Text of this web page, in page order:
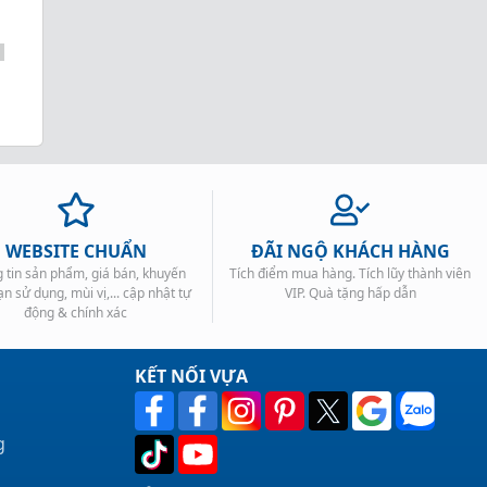
WEBSITE CHUẨN
tin sản phẩm, giá bán, khuyến
sử dụng, mùi vị,... cập nhật tự
động & chính xác
ĐÃI NGỘ KHÁCH HÀNG
Tích điểm mua hàng. Tích lũy thành viên
VIP. Quà tặng hấp dẫn
KẾT NỐI VỰA